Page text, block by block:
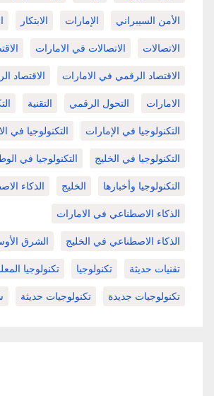
الأمن السيبراني الإمارات الابتكار
الاتصالات الاتصالات في الامارات
الاقتصاد الرقمي في الامارات الاقتصاد
الامارات التحول الرقمي التقنية
التكنولوجيا في الإمارات التكنولوجيا في
التكنولوجيا في الخليج التكنولوجيا في
التكنولوجيا وأخبارها الخليج الذكاء
الذكاء الاصطناعي في الامارات
الذكاء الاصطناعي في الخليج الشرق
تقنيات حديثة تكنولوجيا تكنولوجيا
تكنولوجيات جديدة تكنولوجيات حديثة